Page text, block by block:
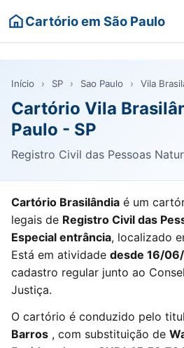
Cartório em São Paulo
Início › SP › Sao Paulo › Vila
Cartório Vila
Paulo - SP
Registro Civil das Pessoas
Cartório Brasilândia é um
legais de Registro Civil das
Especial entrância, localizado
Está em atividade desde 16/
cadastro regular junto ao
Justiça.
O cartório é conduzido pelo
Barros , com substituição de